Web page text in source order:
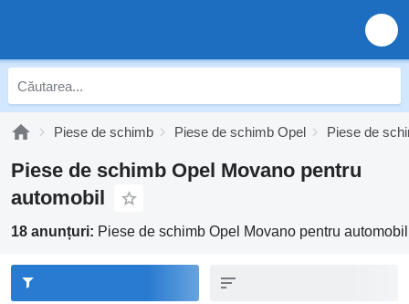
Piese de schimb Piese de schimb Opel Piese de
Piese de schimb Opel Movano pentru
automobil
18 anunțuri: Piese de schimb Opel Movano pentru automobil